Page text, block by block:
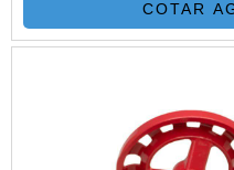
suporte pré-
experiência no
empresa altamente
site da Valfluid
COTAR